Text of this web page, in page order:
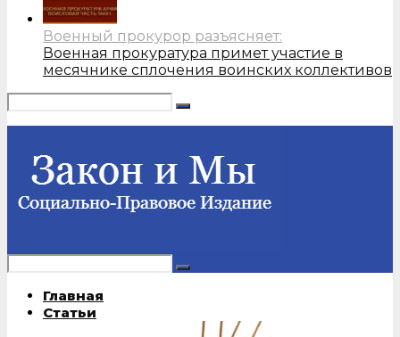
Военный прокурор разъясняет:
Военная прокуратура примет участие в
месячнике сплочения воинских коллективов
Главная
Статьи